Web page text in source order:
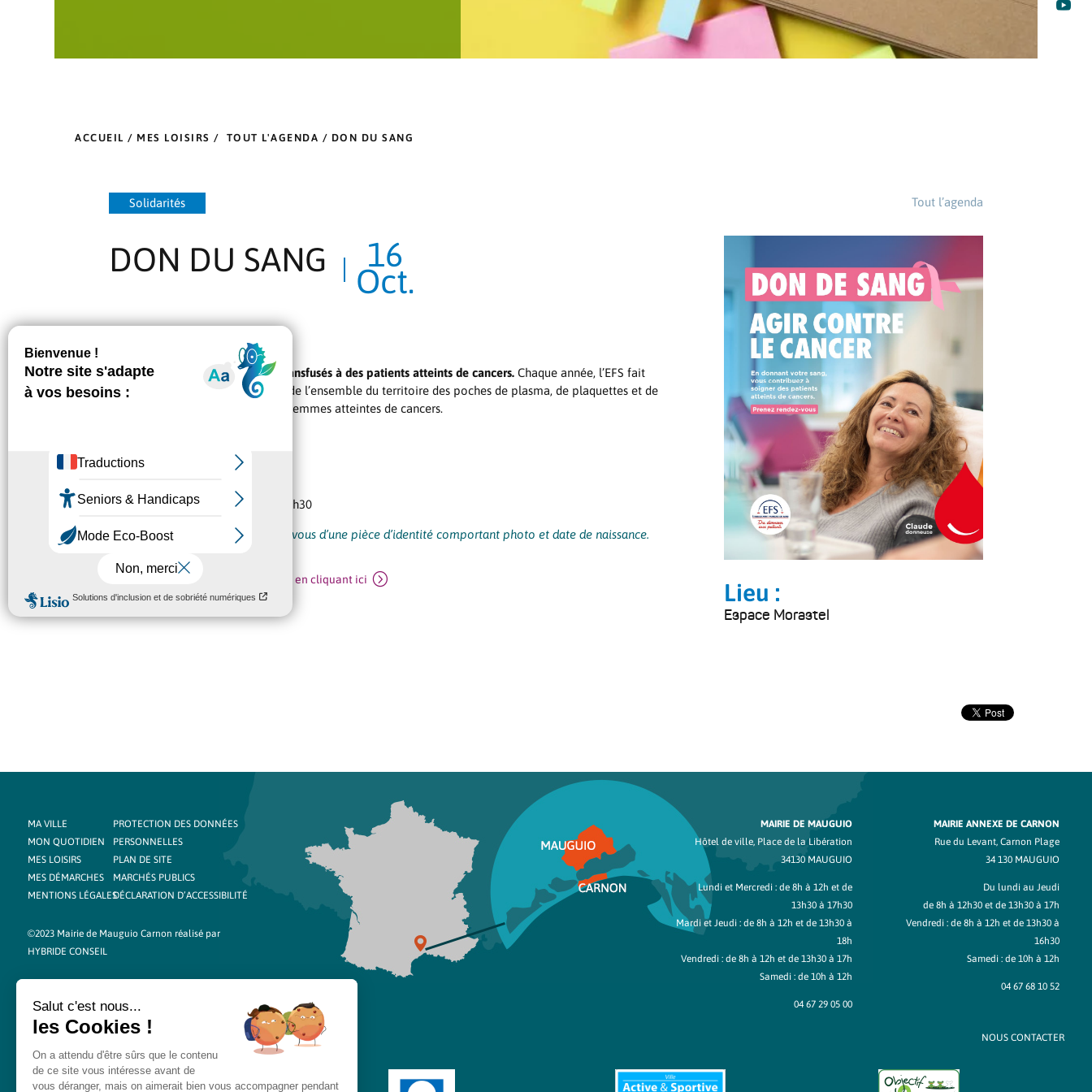

ACCUEIL / MES LOISIRS / TOUT L'AGENDA / DON DU SANG
Solidarités
DON DU SANG 16
Oct.
EN OCTOBRE, TOUS SOLIDAIRES !
36 % des produits sanguins sont transfusés à des patients atteints de cancers.Chaque année, l’EFS fait
parvenir aux services d’oncologie de l’ensemble du territoire des poches de plasma, de plaquettes et de
globules rouges pour soigner des femmes atteintes de cancers.
PROCHAINE COLLECTE :
Les 16 & 17 octobre de 14h30 à 19h30
Pour donner votre sang, munissez-vous d’une pièce d’identité comportant photo et date de naissance.
Prenez rendez-vous dès maintenant en cliquant ici
Tout l’agenda
Lieu :
Espace Morastel
MA VILLE
MON QUOTIDIEN
MES LOISIRS
MES DÉMARCHES
MENTIONS LÉGALES
©2023 Mairie de Mauguio Carnon réalisé par
HYBRIDE CONSEIL
PROTECTION DES DONNÉES
PERSONNELLES
PLAN DE SITE
MARCHÉS PUBLICS
DÉCLARATION D’ACCESSIBILITÉ
MAIRIE DE MAUGUIO
Hôtel de ville, Place de la Libération
34130 MAUGUIO
Lundi et Mercredi : de 8h à 12h et de
13h30 à 17h30
Mardi et Jeudi : de 8h à 12h et de 13h30 à
18h
Vendredi : de 8h à 12h et de 13h30 à 17h
Samedi : de 10h à 12h
04 67 29 05 00
MAIRIE ANNEXE DE CARNON
Rue du Levant, Carnon Plage
34 130 MAUGUIO
Du lundi au Jeudi
de 8h à 12h30 et de 13h30 à 17h
Vendredi : de 8h à 12h et de 13h30 à
16h30
Samedi : de 10h à 12h
04 67 68 10 52
NOUS CONTACTER
Salut c'est nous...
les Cookies !
On a attendu d'être sûrs que le contenu
de ce site vous intéresse avant de
vous déranger, mais on aimerait bien vous accompagner pendant